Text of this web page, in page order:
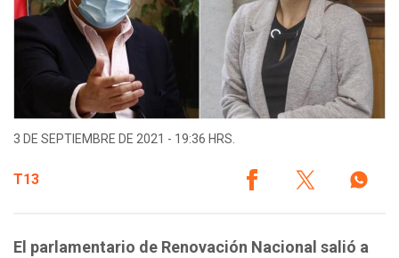
3 DE SEPTIEMBRE DE 2021 - 19:36 HRS.
T13
El parlamentario de Renovación Nacional salió a